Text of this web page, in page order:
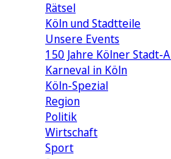
Rätsel
Köln und Stadtteile
Unsere Events
150 Jahre Kölner Stadt-
Karneval in Köln
Köln-Spezial
Region
Politik
Wirtschaft
Sport